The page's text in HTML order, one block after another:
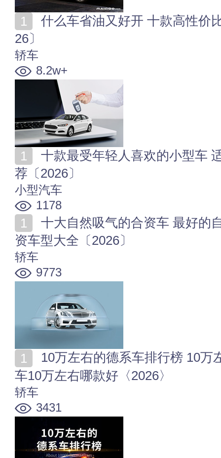
26〕
轿车
8.2w+
荐〔2026〕
小型汽车
1178
资车型大全〔2026〕
轿车
9773
车10万左右哪款好〈2026〉
轿车
3431